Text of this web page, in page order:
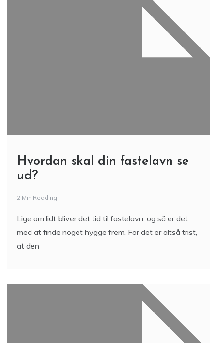
Hvordan skal din fastelavn se
ud?
2 Min Reading
Lige om lidt bliver det tid til fastelavn, og så er det
med at finde noget hygge frem. For det er altså trist,
at den